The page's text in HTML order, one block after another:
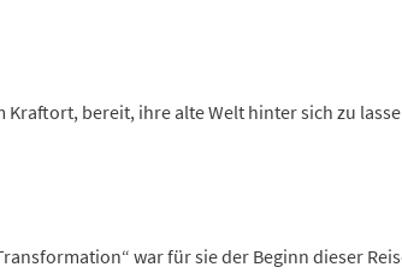
bereit, ihre alte Welt hinter sich zu
war für sie der Beginn dieser